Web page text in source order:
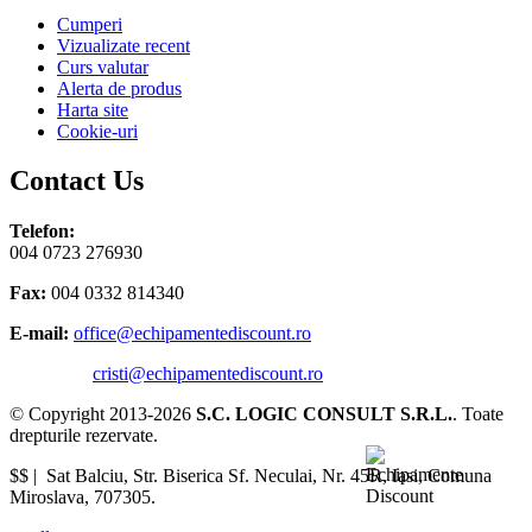
Cumperi
Vizualizate recent
Curs valutar
Alerta de produs
Harta site
Cookie-uri
Contact Us
Telefon:
004 0723 276930
Fax: 004 0332 814340
E-mail: office@echipamentediscount.ro
cristi@echipamentediscount.ro
© Copyright 2013-2026 S.C. LOGIC CONSULT S.R.L.. Toate
drepturile rezervate.
$$ | Sat Balciu, Str. Biserica Sf. Neculai, Nr. 45R,Iasi,Comuna
Miroslava, 707305.